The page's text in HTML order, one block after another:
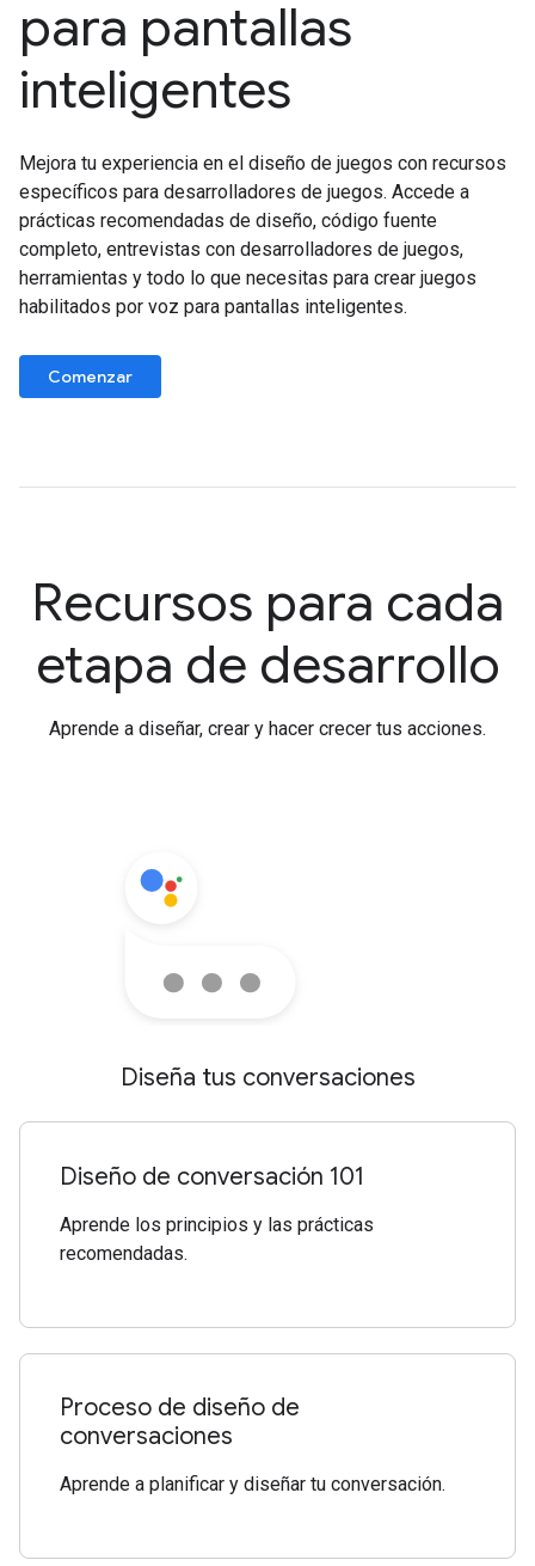
para pantallas
inteligentes
Mejora tu experiencia en el diseño de juegos con recursos
específicos para desarrolladores de juegos. Accede a
prácticas recomendadas de diseño, código fuente
completo, entrevistas con desarrolladores de juegos,
herramientas y todo lo que necesitas para crear juegos
habilitados por voz para pantallas inteligentes.
Comenzar
Recursos para cada
etapa de desarrollo
Aprende a diseñar, crear y hacer crecer tus acciones.
Diseña tus conversaciones
Diseño de conversación 101
Aprende los principios y las prácticas
recomendadas.
Proceso de diseño de
conversaciones
Aprende a planificar y diseñar tu conversación.